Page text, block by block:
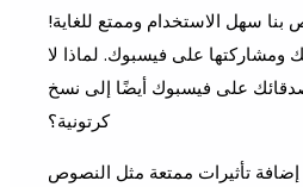
بنا سهل الاستخدام وممتع للغاية!
ومشاركتها على فيسبوك. لماذا لا
على فيسبوك أيضًا إلى نسخ
كرتونية؟
إضافة تأثيرات ممتعة مثل النصوص